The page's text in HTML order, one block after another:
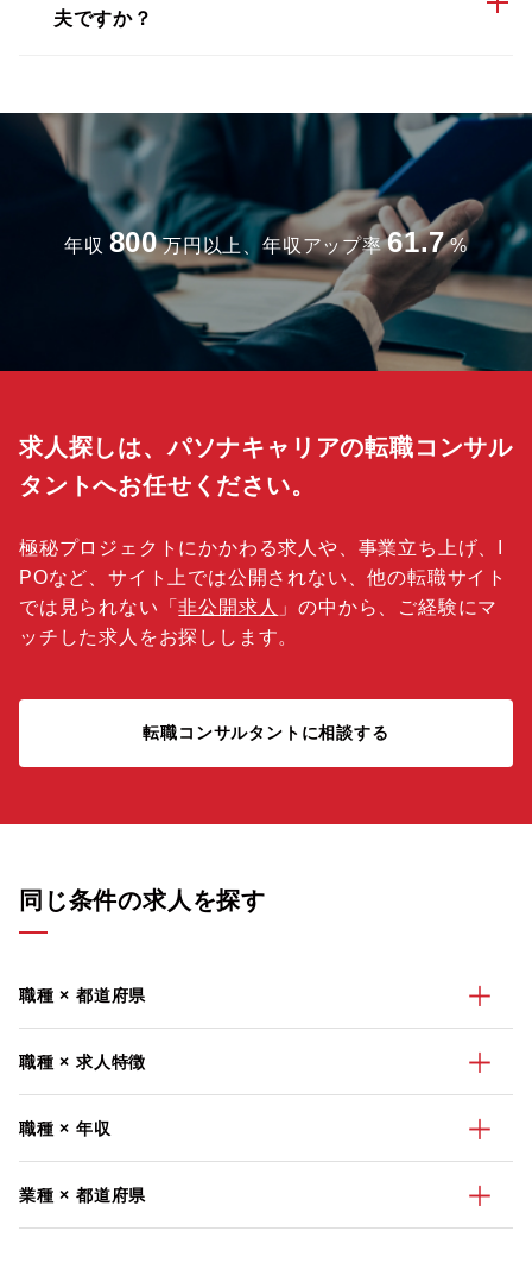
夫ですか？
年収 800 万円以上、年収アップ率 61.7 %
求人探しは、パソナキャリアの転職コンサル
タントへお任せください。
極秘プロジェクトにかかわる求人や、事業立ち上げ、I
POなど、サイト上では公開されない、他の転職サイト
では見られない「非公開求人 」の中から、ご経験にマ
ッチした求人をお探しします。
転職コンサルタントに相談する
同じ条件の求人を探す
職種 × 都道府県
職種 × 求人特徴
職種 × 年収
業種 × 都道府県